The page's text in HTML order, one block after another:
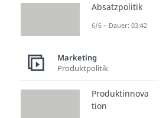
Absatzpolitik
6/6 – Dauer: 03:42
Marketing
Produktpolitik
Produktinnova
tion